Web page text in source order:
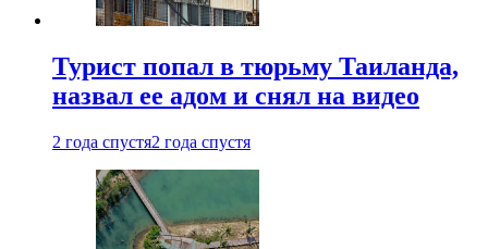
Турист попал в тюрьму Таиланда,
назвал ее адом и снял на видео
2 года спустя2 года спустя